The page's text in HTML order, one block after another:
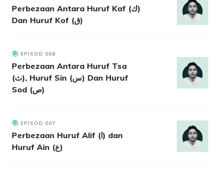
Perbezaan Antara Huruf Kaf (ك)
Dan Huruf Kof (ق)
EPISOD 008
Perbezaan Antara Huruf Tsa
(ث), Huruf Sin (س) Dan Huruf
Sod (ص)
EPISOD 007
Perbezaan Huruf Alif (ا) dan
Huruf Ain (ع)